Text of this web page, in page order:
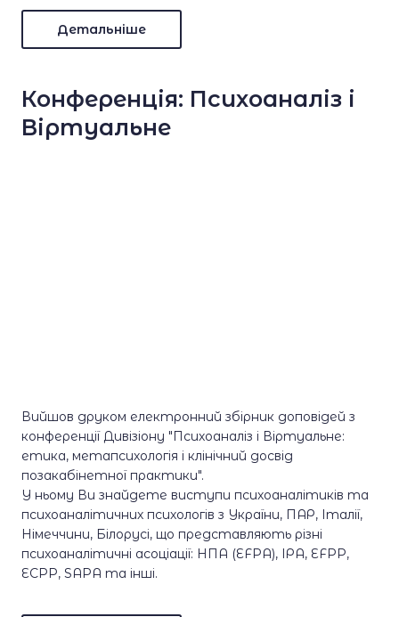
Детальніше
Конференція: Психоаналіз і
Віртуальне
Вийшов друком електронний збірник доповідей з
конференції Дивізіону "Психоаналіз і Віртуальне:
етика, метапсихологія і клінічний досвід
позакабінетної практики".
У ньому Ви знайдете виступи психоаналітиків та
психоаналітичних психологів з України, ПАР, Італії,
Німеччини, Білорусі, що представляють різні
психоаналітичні асоціації: НПА (EFPA), ІРА, EFPP,
ECPP, SAPA та інші.